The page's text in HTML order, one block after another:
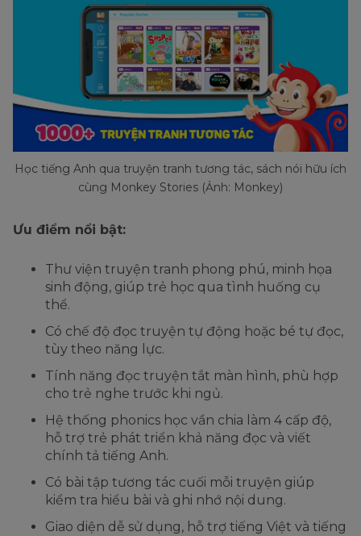
Học tiếng Anh qua truyện tranh tương tác, sách nói hữu ích
cùng Monkey Stories (Ảnh: Monkey)
Ưu điểm nổi bật:
Thư viện truyện tranh phong phú, minh họa
sinh động, giúp trẻ học qua tình huống cụ
thể.
Có chế độ đọc truyện tự động hoặc bé tự đọc,
tùy theo năng lực.
Tính năng đọc truyện tắt màn hình, phù hợp
cho trẻ nghe trước khi ngủ.
Hệ thống phonics học vần chia làm 4 cấp độ,
hỗ trợ trẻ phát triển khả năng đọc và viết
chính tả tiếng Anh.
Có bài tập tương tác cuối mỗi truyện giúp
kiểm tra hiểu bài và ghi nhớ nội dung.
Giao diện dễ sử dụng, hỗ trợ tiếng Việt và tiếng